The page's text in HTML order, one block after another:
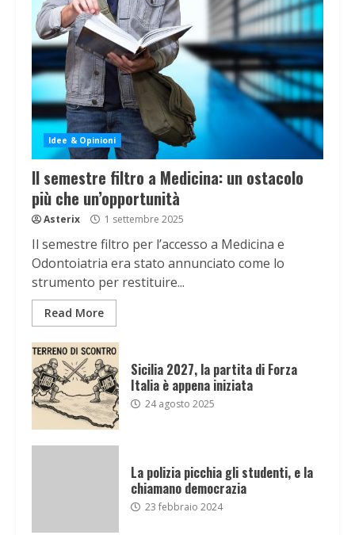
Idee & Opinioni
Il semestre filtro a Medicina: un ostacolo
più che un’opportunità
Asterix 1 settembre 2025
Il semestre filtro per l’accesso a Medicina e
Odontoiatria era stato annunciato come lo
strumento per restituire...
Read More
Sicilia 2027, la partita di Forza
Italia è appena iniziata
24 agosto 2025
La polizia picchia gli studenti, e la
chiamano democrazia
23 febbraio 2024